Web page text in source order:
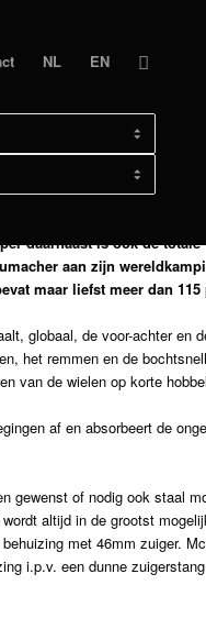
NL EN
RALLY
daarnaast is ook de totale
aan zijn
maar liefst meer dan 115
globaal, de voor-achter en
het remmen en de
van de wielen op korte
af en absorbeert de
gewenst of nodig ook staal
altijd in de grootst
met 46mm zuiger.
i.p.v. een dunne